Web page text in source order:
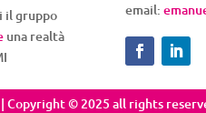
il gruppo
una realtà
email:
Copyright © 2025 all rights